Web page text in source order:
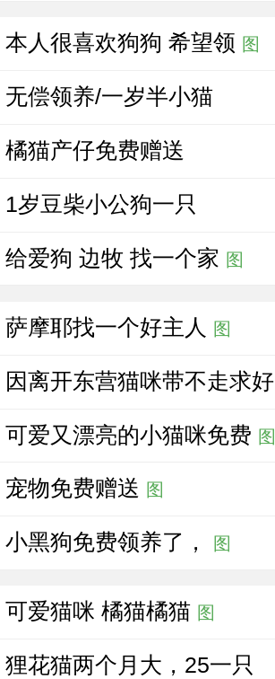
本人很喜欢狗狗 希望领 图
无偿领养/一岁半小猫
橘猫产仔免费赠送
1岁豆柴小公狗一只
给爱狗 边牧 找一个家 图
萨摩耶找一个好主人 图
因离开东营猫咪带不走求好
可爱又漂亮的小猫咪免费 图
宠物免费赠送 图
小黑狗免费领养了， 图
可爱猫咪 橘猫橘猫 图
狸花猫两个月大，25一只